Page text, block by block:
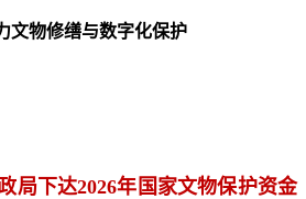
文物修缮与数字化保护
局下达2026年国家文物保护资金